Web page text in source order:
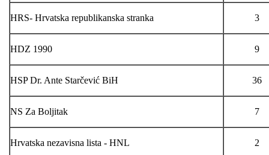
HRS- Hrvatska republikanska stranka 3
HDZ 1990 9
HSP Dr. Ante Starčević BiH 36
NS Za Boljitak 7
Hrvatska nezavisna lista - HNL 2